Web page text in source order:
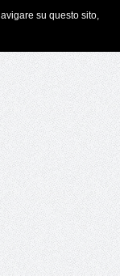
su questo sito,